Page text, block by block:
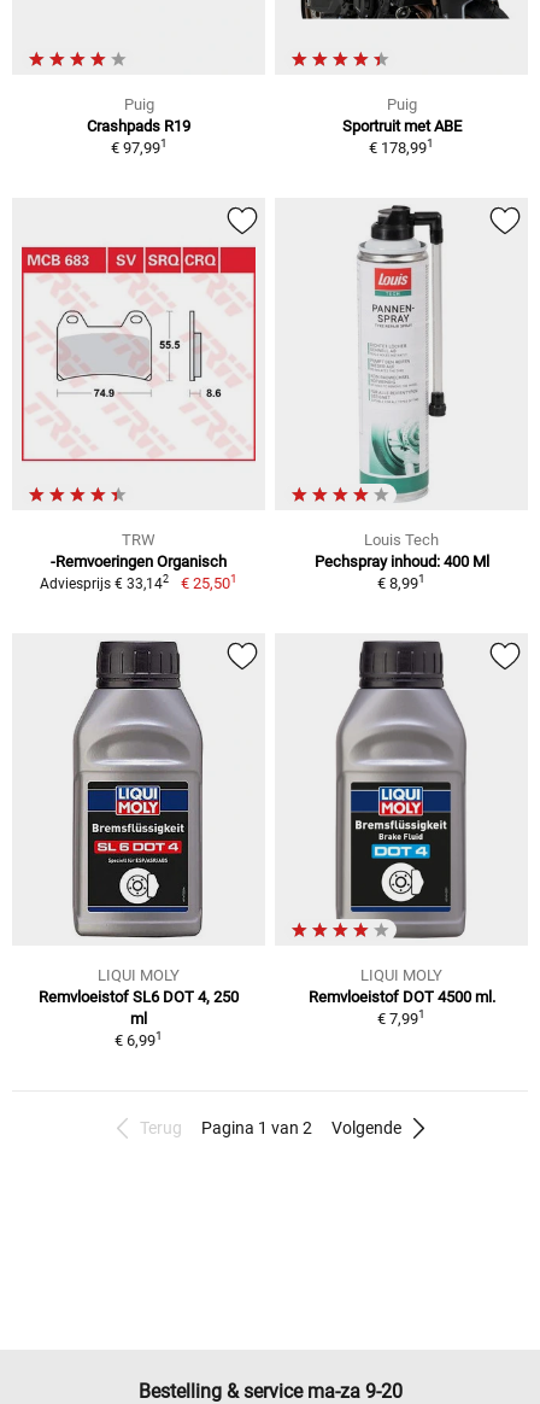
Puig
Crashpads R19
€ 97,991
Puig
Sportruit met ABE
€ 178,991
TRW
-Remvoeringen Organisch
Adviesprijs € 33,142 € 25,501
Louis Tech
Pechspray inhoud: 400 Ml
€ 8,991
LIQUI MOLY
Remvloeistof SL6 DOT 4, 250
ml
€ 6,991
LIQUI MOLY
Remvloeistof DOT 4500 ml.
€ 7,991
Terug Pagina 1 van 2 Volgende
Bestelling & service ma-za 9-20